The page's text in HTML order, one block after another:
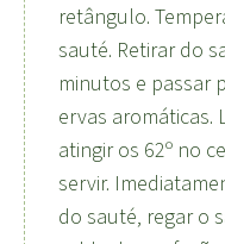
retângulo.
sauté. Retirar do
minutos e passar
ervas aromáticas.
atingir os 62º no
servir.
do sauté, regar o